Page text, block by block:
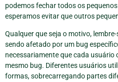
podemos fechar todos os
esperamos evitar que outros
Qualquer que seja o motivo,
sendo afetado por um bug
necessariamente que cada usuário
mesmo bug. Diferentes usuários
formas, sobrecarregando partes